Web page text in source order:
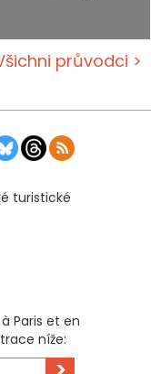
průvodci >
turistické
Paris et en
níže: